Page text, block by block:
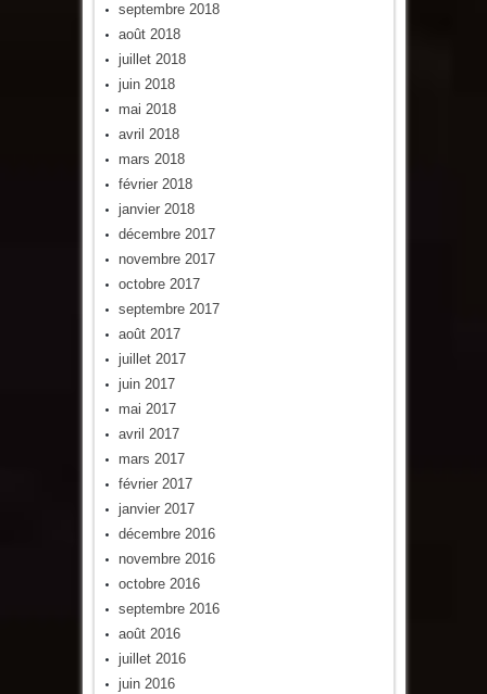
septembre 2018
août 2018
juillet 2018
juin 2018
mai 2018
avril 2018
mars 2018
février 2018
janvier 2018
décembre 2017
novembre 2017
octobre 2017
septembre 2017
août 2017
juillet 2017
juin 2017
mai 2017
avril 2017
mars 2017
février 2017
janvier 2017
décembre 2016
novembre 2016
octobre 2016
septembre 2016
août 2016
juillet 2016
juin 2016